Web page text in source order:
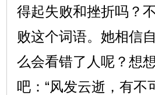
得起失败和挫折吗？
败这个词语。她相信
么会看错了人呢？想
吧：“风发云逝，有不